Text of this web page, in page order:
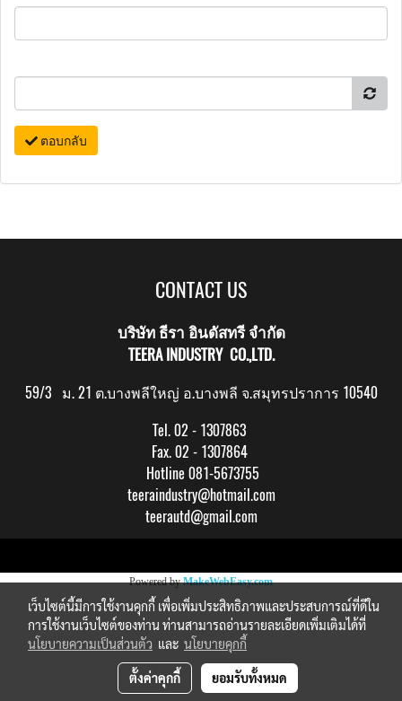
ตอบกลับ
CONTACT US
บริษัท ธีรา อินดัสทรี จำกัด
TEERA INDUSTRY CO.,LTD.
59/3 ม. 21 ต.บางพลีใหญ่ อ.บางพลี จ.สมุทรปราการ 10540
Tel. 02 - 1307863
Fax. 02 - 1307864
Hotline 081-5673755
teeraindustry@hotmail.com
teerautd@gmail.com
Powered byMakeWebEasy.com
เว็บไซต์นี้มีการใช้งานคุกกี้ เพื่อเพิ่มประสิทธิภาพและประสบการณ์ที่ดีใน
การใช้งานเว็บไซต์ของท่าน ท่านสามารถอ่านรายละเอียดเพิ่มเติมได้ที่
นโยบายความเป็นส่วนตัว และ นโยบายคุกกี้
ตั้งค่าคุกกี้ ยอมรับทั้งหมด